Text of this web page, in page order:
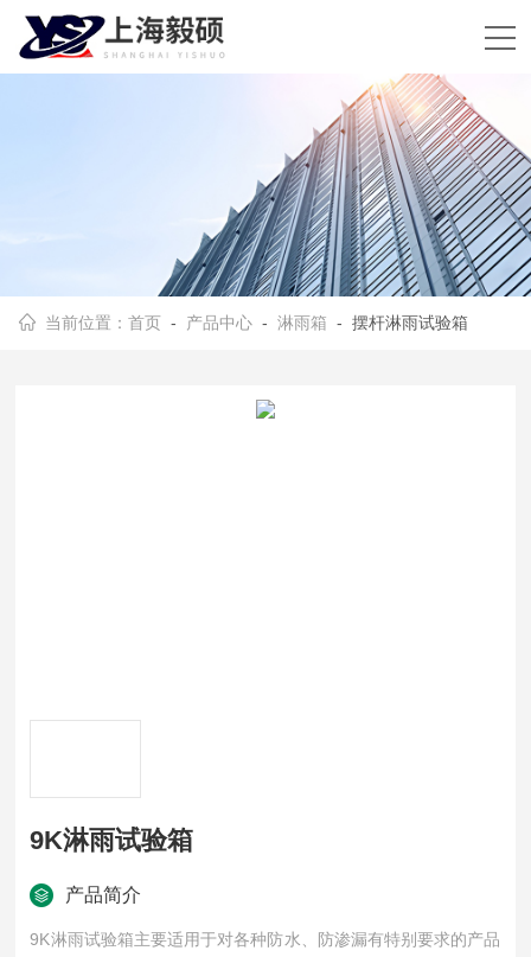
当前位置：首页 - 产品中心 -淋雨箱 - 摆杆淋雨试验箱
9K淋雨试验箱
产品简介
9K淋雨试验箱主要适用于对各种防水、防渗漏有特别要求的产品